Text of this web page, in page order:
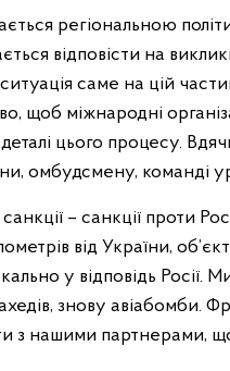
регіональною
відповісти на
саме на цій
щоб міжнародні
цього процесу.
омбудсмену, команді
– санкції проти
від України,
у відповідь Росії.
знову авіабомби.
з нашими партнерами,